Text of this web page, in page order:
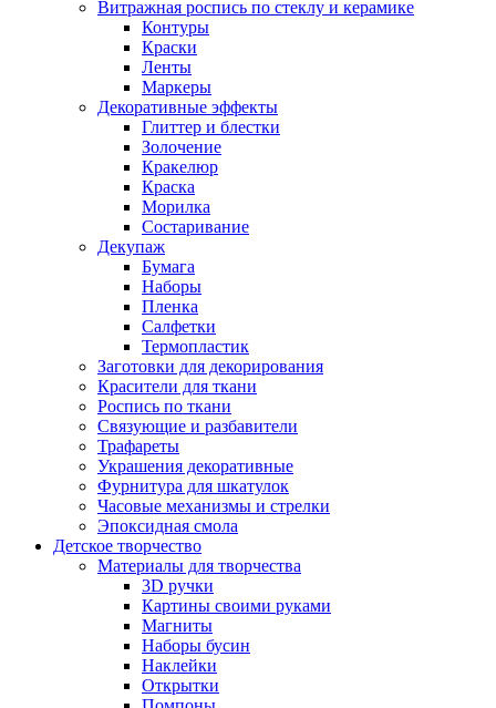
Витражная роспись по стеклу и керамике
Контуры
Краски
Ленты
Маркеры
Декоративные эффекты
Глиттер и блестки
Золочение
Кракелюр
Краска
Морилка
Состаривание
Декупаж
Бумага
Наборы
Пленка
Салфетки
Термопластик
Заготовки для декорирования
Красители для ткани
Роспись по ткани
Связующие и разбавители
Трафареты
Украшения декоративные
Фурнитура для шкатулок
Часовые механизмы и стрелки
Эпоксидная смола
Детское творчество
Материалы для творчества
3D ручки
Картины своими руками
Магниты
Наборы бусин
Наклейки
Открытки